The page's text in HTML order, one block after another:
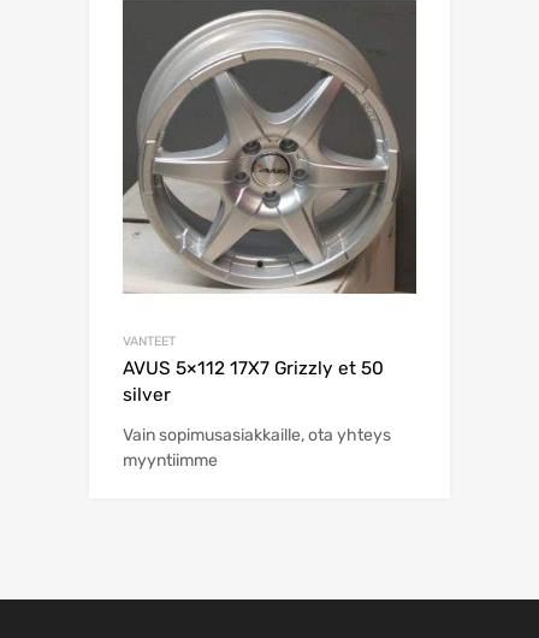
VANTEET
AVUS 5×112 17X7 Grizzly et 50
silver
Vain sopimusasiakkaille, ota yhteys
myyntiimme